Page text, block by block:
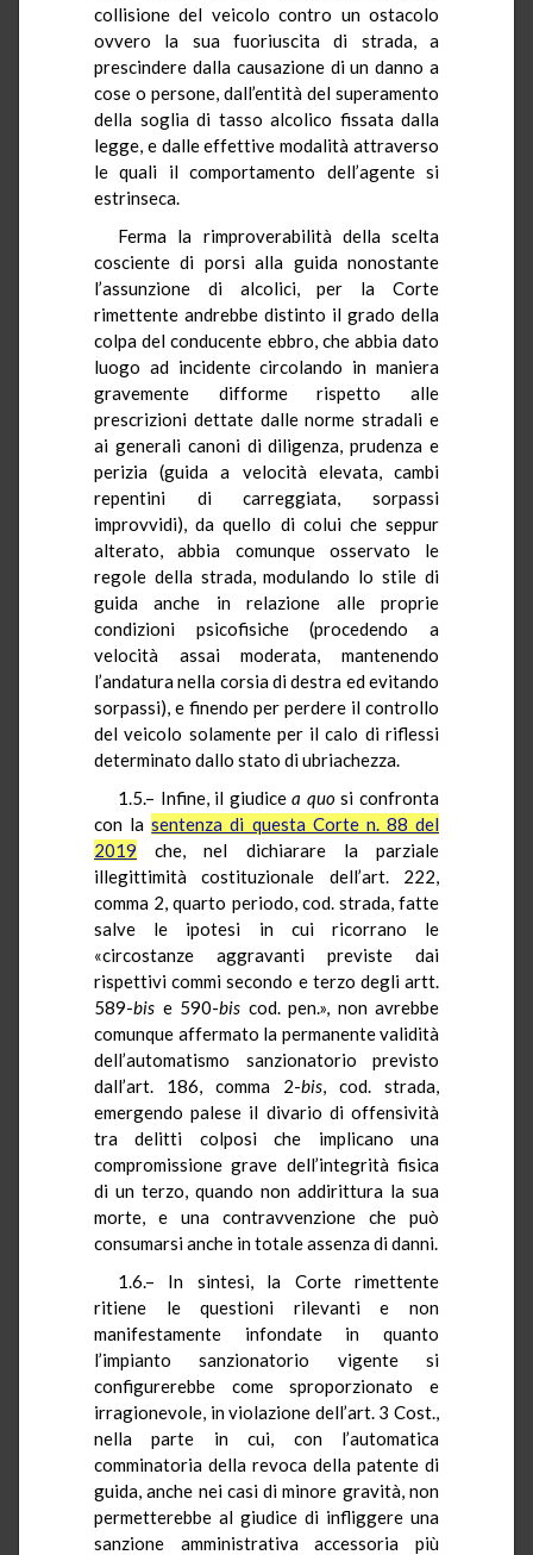
collisione del veicolo contro un ostacolo
ovvero la sua fuoriuscita di strada, a
prescindere dalla causazione di un danno a
cose o persone, dall’entità del superamento
della soglia di tasso alcolico fissata dalla
legge, e dalle effettive modalità attraverso
le quali il comportamento dell’agente si
estrinseca.
Ferma la rimproverabilità della scelta
cosciente di porsi alla guida nonostante
l’assunzione di alcolici, per la Corte
rimettente andrebbe distinto il grado della
colpa del conducente ebbro, che abbia dato
luogo ad incidente circolando in maniera
gravemente difforme rispetto alle
prescrizioni dettate dalle norme stradali e
ai generali canoni di diligenza, prudenza e
perizia (guida a velocità elevata, cambi
repentini di carreggiata, sorpassi
improvvidi), da quello di colui che seppur
alterato, abbia comunque osservato le
regole della strada, modulando lo stile di
guida anche in relazione alle proprie
condizioni psicofisiche (procedendo a
velocità assai moderata, mantenendo
l’andatura nella corsia di destra ed evitando
sorpassi), e finendo per perdere il controllo
del veicolo solamente per il calo di riflessi
determinato dallo stato di ubriachezza.
1.5.– Infine, il giudicea quosi confronta
con lasentenza di questa Corte n. 88 del
2019 che, nel dichiarare la parziale
illegittimità costituzionale dell’art. 222,
comma 2, quarto periodo, cod. strada, fatte
salve le ipotesi in cui ricorrano le
«circostanze aggravanti previste dai
rispettivi commi secondo e terzo degli artt.
589-bis e 590-bis cod. pen.», non avrebbe
comunque affermato la permanente validità
dell’automatismo sanzionatorio previsto
dall’art. 186, comma 2-bis, cod. strada,
emergendo palese il divario di offensività
tra delitti colposi che implicano una
compromissione grave dell’integrità fisica
di un terzo, quando non addirittura la sua
morte, e una contravvenzione che può
consumarsi anche in totale assenza di danni.
1.6.– In sintesi, la Corte rimettente
ritiene le questioni rilevanti e non
manifestamente infondate in quanto
l’impianto sanzionatorio vigente si
configurerebbe come sproporzionato e
irragionevole, in violazione dell’art. 3 Cost.,
nella parte in cui, con l’automatica
comminatoria della revoca della patente di
guida, anche nei casi di minore gravità, non
permetterebbe al giudice di infliggere una
sanzione amministrativa accessoria più